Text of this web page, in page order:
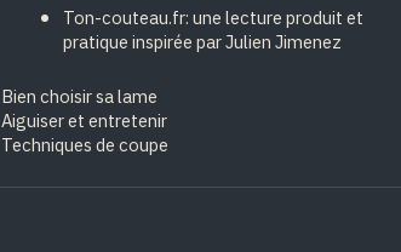
Ton-couteau.fr: une lecture produit et
pratique inspirée par Julien Jimenez
Bien choisir sa lame
Aiguiser et entretenir
Techniques de coupe